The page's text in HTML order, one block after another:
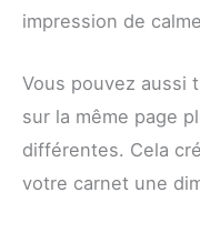
impression de
Vous pouvez aussi
sur la même page
différentes. Cela
votre carnet une